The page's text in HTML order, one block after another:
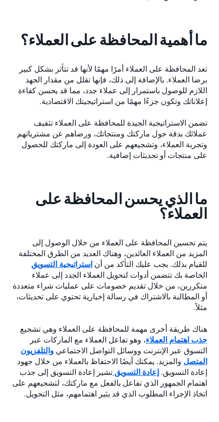
ما أهمية المحافظة على العملاء؟
تعد المحافظة على العملاء أمرًا مهمًا لأنها قد تتأثر بشكل كبير
برضا العملاء. بالإضافة إلى ذلك، فإنها تقلل من مقدار الجهد
اللازم للوصول باستمرار إلى عملاء جدد، مما قد يحسن كفاءة
إعلاناتك وتكون جزءًا مهمًا من استراتيجيتك الاقتصادية.
تضمن الاستراتيجية الجيدة للمحافظة على العملاء تثقيف
عملائك بدقة حول ماركتك ومنتجاتك، ورضاهم عن مشترياتهم
وتجربة العملاء، وتشجيعهم على العودة إلى ماركتك للحصول
على منتجات أو تحديثات إضافية.
ما الذي يحسن المحافظة على
العملاء؟
يتم تحسين المحافظة على العملاء من خلال الوصول إلى
المزيد من العملاء العائدين، وهناك العديد من الطرق المختلفة
للقيام بذلك. يجب عليك التأكد من أن استراتيجية التسويق
الخاصة بك تتضمن أدوات لتحويل العملاء الجدد إلى عملاء
متكررين، من خلال تقديم خصومات على عمليات شراء متعددة
أو المطالبة بالاشتراك في رسالة إخبارية تحتوي على تحديثات،
مثلاً.
هناك طريقة أخرى مهمة للمحافظة على العملاء وهي تشجيع
جذب اهتمام العملاء، وهو تفاعل العملاء مع الماركات عبر
التسوق عبر الإنترنت ووسائل التواصل الاجتماعي والتلفزيون
المتصل والمزيد. يمكنك أيضًا الاحتفاظ بالعملاء من خلال جهود
إعادة التسويق. إعادة التسويق تشير إعادة التسويق إلى جذب
اهتمام الجمهور الذي تفاعل بالفعل مع ماركتك، لتشجيعهم على
اتخاذ الإجراء المطلوب الذي قد يثير اهتمامهم، مثل التحويل.